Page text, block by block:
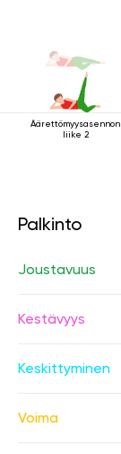
Äärettömyysasennon
liike 2
Palkinto
Joustavuus
Kestävyys
Keskittyminen
Voima